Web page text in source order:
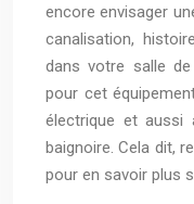
encore envisager
canalisation,
dans votre salle
pour cet
électrique et
baignoire. Cela dit,
pour en savoir plus